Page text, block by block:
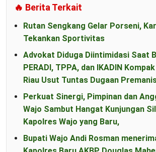
🔥 Berita Terkait
Rutan Sengkang Gelar Porseni,
Tekankan Sportivitas
Advokat Diduga Diintimidasi Saat
PERADI, TPPA, dan IKADIN
Riau Usut Tuntas Dugaan
Perkuat Sinergi, Pimpinan dan
Wajo Sambut Hangat Kunjungan
Kapolres Wajo yang Baru,
Bupati Wajo Andi Rosman